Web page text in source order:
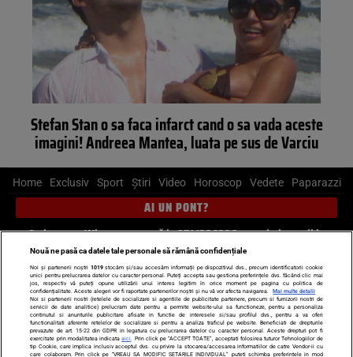
Stefan Stan o sa faca infarct cand o sa vada aceste
imagini! Andreea Mantea, luata pe sus de Varciu
Home Exclusiv Sport Știri Video Horoscop Vedete Paparazzi
AI UN PONT?
Scrie-ne pe Whatsapp, sună la 0741226226 sau trimite mail la
pont@cancan.ro
Știri interne Știri externe
Politică
Ultimele stiri
Diete Insula Iubirii Dictionar de vise
LIFE STYLE
Horoscop
Nouă ne pasă ca datele tale personale să rămână confidențiale
Noi și partenerii noștri 1019stocăm și/sau accesăm informații pe dispozitivul dvs., precum identificatorii cookie
unici pentru prelucrarea datelor cu caracter personal. Puteți accepta sau gestiona preferințele dvs. făcând clic mai
jos, respectiv vă puteți opune utilizării unui interes legitim în orice moment pe pagina cu politica de
confidențialitate. Aceste alegeri vor fi raportate partenerilor noștri și nu vă vor afecta navigarea.
Mai multe detalii
Noi si partenerii nostri (retelele de socializare si agentiile de publicitate partenere, precum si furnizorii nostri de
servicii de date analitice) prelucram date pentru a permite website-ului sa functioneze, pentru a personaliza
continutul si anunturile publicitare afisate in functie de interesele si/sau profilul dvs., pentru a va oferi
functionalitati aferente retelelor de socializare si pentru a analiza traficul pe website. Beneficiati de drepturile
prevazute de art. 15-22 din GDPR in legatura cu prelucrarea datelor cu caracter personal. Aceste drepturi pot fi
exercitate prin modalitatea indicataaici . Prin click pe “ACCEPT TOATE”, acceptati folosirea tuturor Tehnologiilor de
tip Cookie, care implica inclusiv acceptul dvs. cu privire la stocarea/accesarea informatiilor de catre Vendor-ii cu
care colaboram. Prin click pe “VREAU SA MODIFIC SETARILE INDIVIDUAL” puteti schimba preferintele in mod